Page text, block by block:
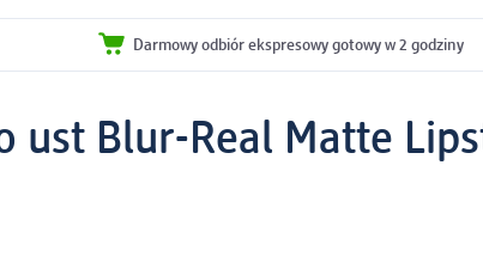
Darmowy odbiór ekspresowy gotowy w 2 godziny
ust Blur-Real Matte